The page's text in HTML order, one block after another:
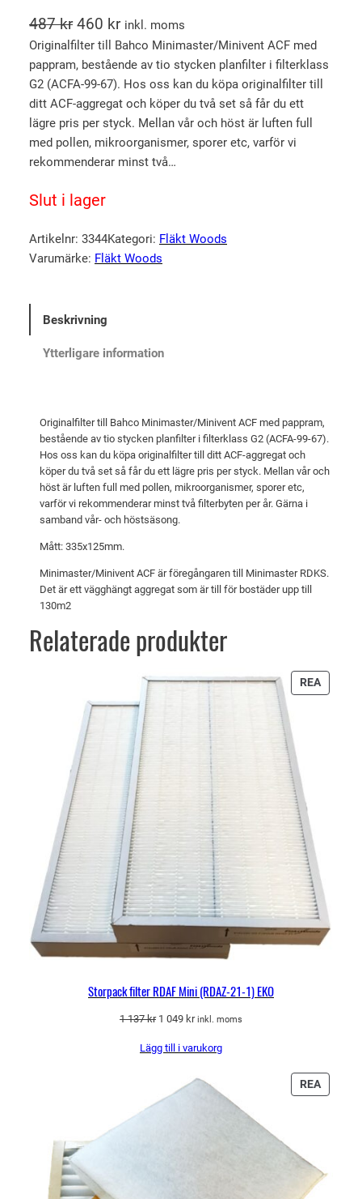
487kr D
e
t
u
s
p
u
g
g
p
s
e
t
v
a
r
:
4
7
460 krD
e
t
n
u
v
a
d
ä
r
:
4
6
0
k
.
inkl. moms
Originalfilter till Bahco Minimaster/Minivent ACF med
pappram, bestående av tio stycken planfilter i filterklass
G2 (ACFA-99-67). Hos oss kan du köpa originalfilter till
ditt ACF-aggregat och köper du två set så får du ett
lägre pris per styck. Mellan vår och höst är luften full
med pollen, mikroorganismer, sporer etc, varför vi
rekommenderar minst två…
Slut i lager
Artikelnr: 3344Kategori: Fläkt Woods
Varumärke: Fläkt Woods
Beskrivning
Ytterligare information
Originalfilter till Bahco Minimaster/Minivent ACF med pappram,
bestående av tio stycken planfilter i filterklass G2 (ACFA-99-67).
Hos oss kan du köpa originalfilter till ditt ACF-aggregat och
köper du två set så får du ett lägre pris per styck. Mellan vår och
höst är luften full med pollen, mikroorganismer, sporer etc,
varför vi rekommenderar minst två filterbyten per år. Gärna i
samband vår- och höstsäsong.
Mått: 335x125mm.
Minimaster/Minivent ACF är föregångaren till Minimaster RDKS.
Det är ett vägghängt aggregat som är till för bostäder upp till
130m2
Relaterade produkter
REA
PÅ
Storpack filter RDAF Mini (RDAZ-21-1) EKO
1 137kr Det
priset
137 kr.
1 049 krDet
priset
1
049 kr.
inkl. moms
Lägg till i varukorg
REA
PÅ